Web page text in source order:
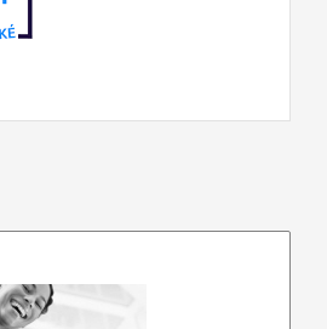
Leadership
Construire